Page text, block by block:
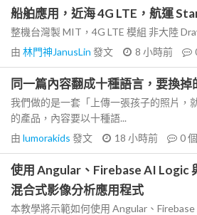
船舶應用，近海 4G LTE，航運
整機台灣製 MIT，4G LTE 模組 非大陸
由 林門神JanusLin 發文 8 小時前
同一篇內容翻成十種語言，要換掉
我們做的是一套「上傳一張孩子的照片，
的產品，內容要以十種語...
由 lumorakids 發文 18 小時前 0
使用 Angular、Firebase AI Logic
混合式影像分析應用程式
本教學將示範如何使用 Angular、Firebase